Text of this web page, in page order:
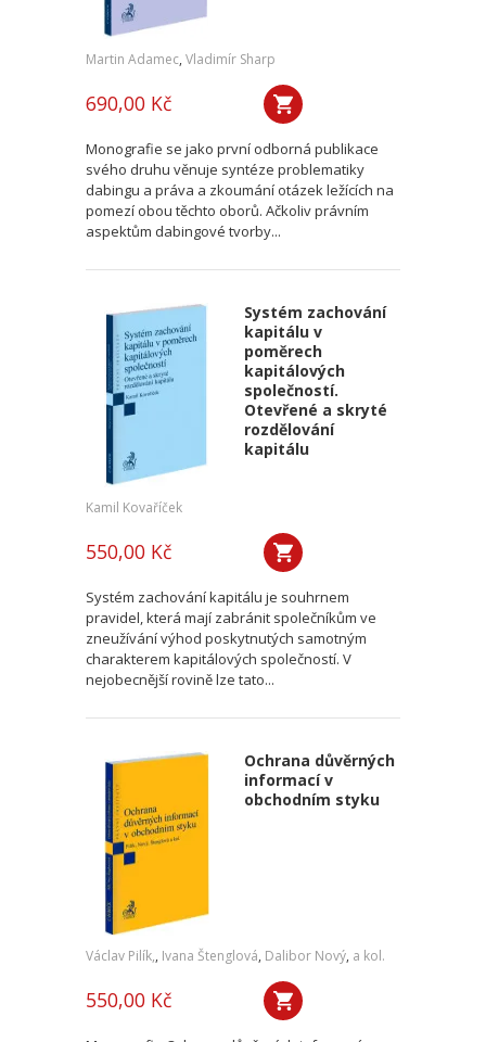
Martin Adamec, Vladimír Sharp
690,00 Kč
Monografie se jako první odborná publikace
svého druhu věnuje syntéze problematiky
dabingu a práva a zkoumání otázek ležících na
pomezí obou těchto oborů. Ačkoliv právním
aspektům dabingové tvorby...
Systém zachování
kapitálu v
poměrech
kapitálových
společností.
Otevřené a skryté
rozdělování
kapitálu
Kamil Kovaříček
550,00 Kč
Systém zachování kapitálu je souhrnem
pravidel, která mají zabránit společníkům ve
zneužívání výhod poskytnutých samotným
charakterem kapitálových společností. V
nejobecnější rovině lze tato...
Ochrana důvěrných
informací v
obchodním styku
Václav Pilík,, Ivana Štenglová, Dalibor Nový, a kol.
550,00 Kč